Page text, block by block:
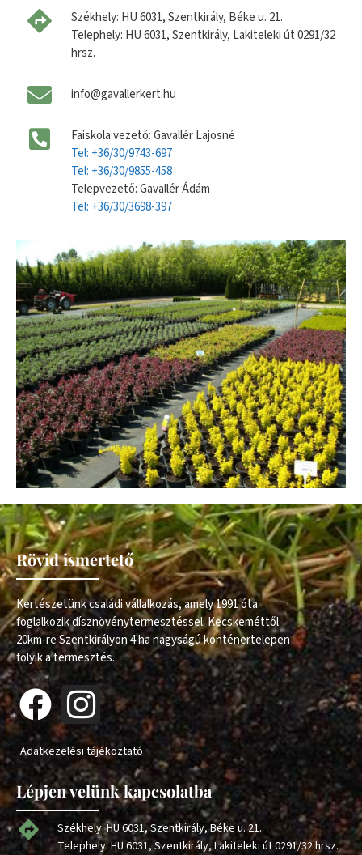
Székhely: HU 6031, Szentkirály, Béke u. 21.
Telephely: HU 6031, Szentkirály, Lakiteleki út 0291/32
hrsz.
info@gavallerkert.hu
Faiskola vezető: Gavallér Lajosné
Tel: +36/30/9743-697
Tel: +36/30/9855-458
Telepvezető: Gavallér Ádám
Tel: +36/30/3698-397
Rövid ismertető
Kertészetünk családi vállalkozás, amely 1991 óta
foglalkozik dísznövénytermesztéssel. Kecskeméttől
20km-re Szentkirályon 4 ha nagyságú konténertelepen
folyik a termesztés.
Adatkezelési tájékoztató
Lépjen velünk kapcsolatba
Székhely: HU 6031, Szentkirály, Béke u. 21.
Telephely: HU 6031, Szentkirály, Lakiteleki út 0291/32 hrsz.